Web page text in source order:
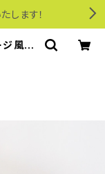
します！
ト |
ップ